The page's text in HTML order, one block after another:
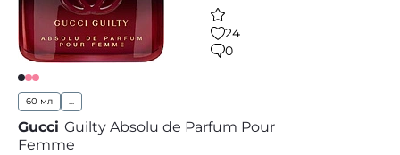
24
0
60 мл ...
Gucci Guilty Absolu de Parfum Pour
Femme